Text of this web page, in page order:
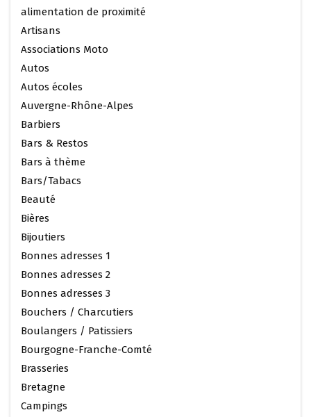
alimentation de proximité
Artisans
Associations Moto
Autos
Autos écoles
Auvergne-Rhône-Alpes
Barbiers
Bars & Restos
Bars à thème
Bars/Tabacs
Beauté
Bières
Bijoutiers
Bonnes adresses 1
Bonnes adresses 2
Bonnes adresses 3
Bouchers / Charcutiers
Boulangers / Patissiers
Bourgogne-Franche-Comté
Brasseries
Bretagne
Campings